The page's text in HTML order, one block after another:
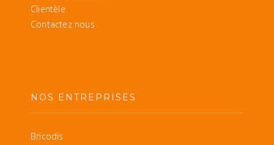
Clientèle
Contactez nous
NOS ENTREPRISES
Bricodis